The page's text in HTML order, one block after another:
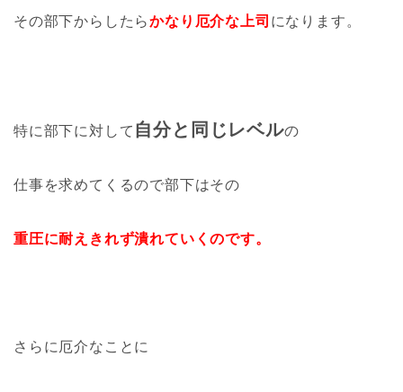
その部下からしたらかなり厄介な上司 になります。
特に部下に対して 自分と同じレベルの
仕事を求めてくるので部下はその
重圧に耐えきれず潰れていくのです。
さらに厄介なことに